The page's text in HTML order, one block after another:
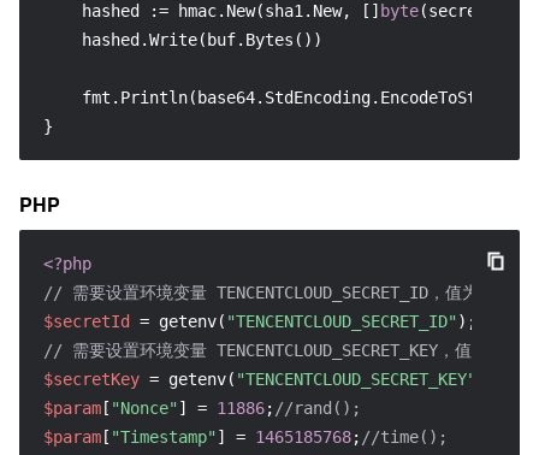
    hashed := hmac.New(sha1.New, []
byte(secretKey))
    hashed.Write(buf.Bytes())
}
PHP
<?php
// 需要设置环境变量 TENCENTCLOUD_SECRET_ID，值
$secretId
= getenv( "TENCENTCLOUD_SECRET_ID"
// 需要设置环境变量 TENCENTCLOUD_SECRET_KEY，
$secretKey = getenv( "TENCENTCLOUD_SECRET_KEY"
$param [ "Nonce" ] = 11886; //rand();
$param [ "Timestamp" ] = 1465185768; //time();